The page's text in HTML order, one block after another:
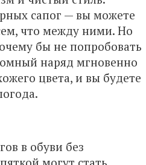
сапог — вы можете
что между ними. Но
бы не попробовать
наряд мгновенно
цвета, и вы будете
в обуви без